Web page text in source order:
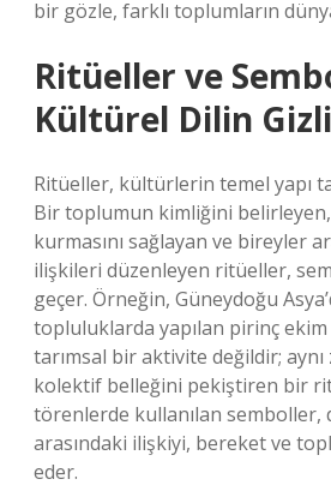
bir gözle, farklı toplumların
Ritüeller ve
Kültürel Dilin
Ritüeller, kültürlerin temel yapı
Bir toplumun kimliğini
kurmasını sağlayan ve bireyler
ilişkileri düzenleyen ritüeller,
geçer. Örneğin, Güneydoğu
topluluklarda yapılan pirinç
tarımsal bir aktivite değildir;
kolektif belleğini pekiştiren bir
törenlerde kullanılan semboller,
arasındaki ilişkiyi, bereket ve
eder.